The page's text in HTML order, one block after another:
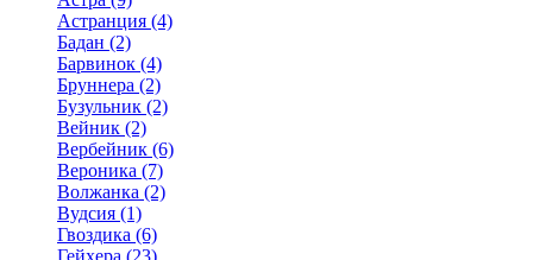
Астранция (4)
Бадан (2)
Барвинок (4)
Бруннера (2)
Бузульник (2)
Вейник (2)
Вербейник (6)
Вероника (7)
Волжанка (2)
Вудсия (1)
Гвоздика (6)
Гейхера (23)